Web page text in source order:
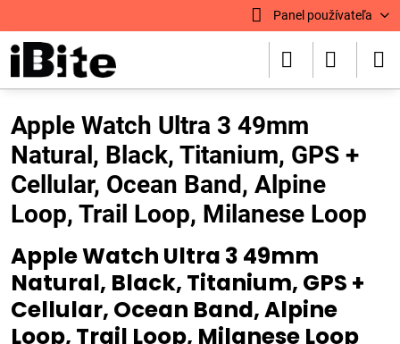
Panel používateľa
Apple Watch Ultra 3 49mm
Natural, Black, Titanium, GPS +
Cellular, Ocean Band, Alpine
Loop, Trail Loop, Milanese Loop
Apple Watch Ultra 3 49mm
Natural, Black, Titanium, GPS +
Cellular, Ocean Band, Alpine
Loop, Trail Loop, Milanese Loop